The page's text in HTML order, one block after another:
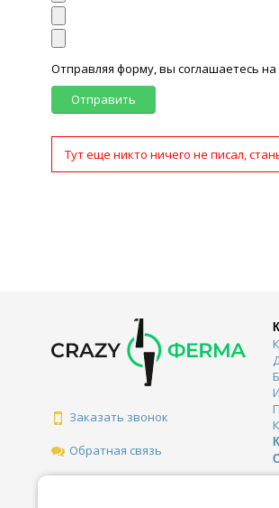
Отправляя форму, вы соглашаетесь
Отправить
Тут еще никто ничего не писал,
Заказать звонок
Обратная связь